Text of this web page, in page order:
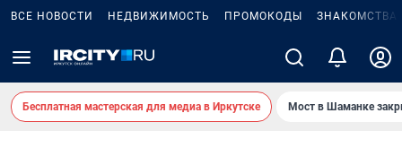
ВСЕ НОВОСТИ НЕДВИЖИМОСТЬ ПРОМОКОДЫ ЗНАКОМСТВА
Бесплатная мастерская для медиа в Иркутске Мост в Шаманке